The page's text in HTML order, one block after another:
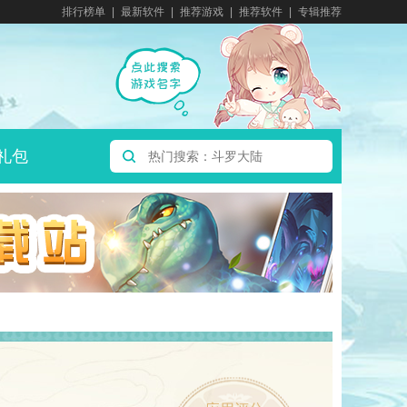
排行榜单 最新软件 推荐游戏 推荐软件 专辑推荐
包